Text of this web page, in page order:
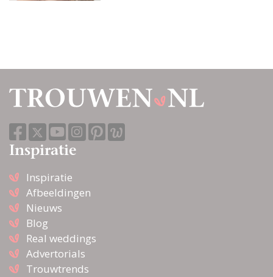
Inspiratie
Inspiratie
Afbeeldingen
Nieuws
Blog
Real weddings
Advertorials
Trouwtrends